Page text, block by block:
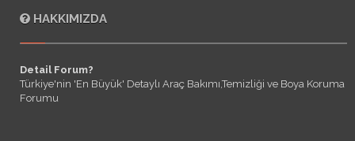
HAKKIMIZDA
Detail Forum?
Türkiye'nin 'En Büyük' Detaylı Araç Bakımı,Temizliği ve Boya Koruma
Forumu